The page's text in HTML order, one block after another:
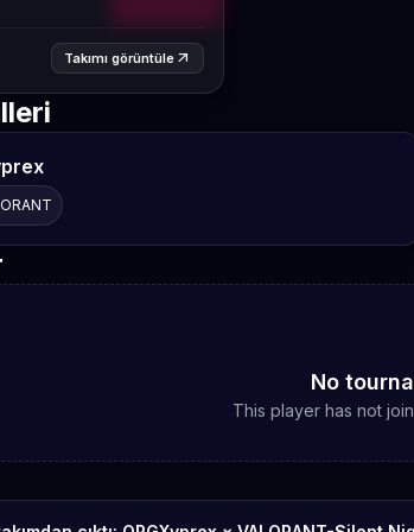
Takımı görüntüle arrow_outward
No
This player has not